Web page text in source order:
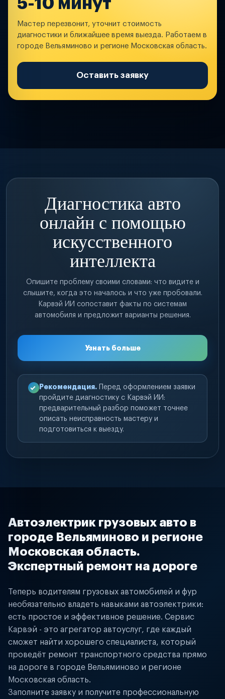
5-10 минут
Мастер перезвонит, уточнит стоимость
диагностики и ближайшее время выезда. Работаем в
городе Вельяминово и регионе Московская область.
Оставить заявку
Диагностика авто
онлайн с помощью
искусственного
интеллекта
Опишите проблему своими словами: что видите и
слышите, когда это началось и что уже пробовали.
Карвэй ИИ сопоставит факты по системам
автомобиля и предложит варианты решения.
Узнать больше
Рекомендация. Перед оформлением заявки
пройдите диагностику с Карвэй ИИ:
предварительный разбор поможет точнее
описать неисправность мастеру и
подготовиться к выезду.
Автоэлектрик грузовых авто в
городе Вельяминово и регионе
Московская область.
Экспертный ремонт на дороге
Теперь водителям грузовых автомобилей и фур
необязательно владеть навыками автоэлектрики:
есть простое и эффективное решение. Сервис
Карвэй - это агрегатор автоуслуг, где каждый
сможет найти хорошего специалиста, который
проведёт ремонт транспортного средства прямо
на дороге в городе Вельяминово и регионе
Московская область.
Заполните заявку и получите профессиональную